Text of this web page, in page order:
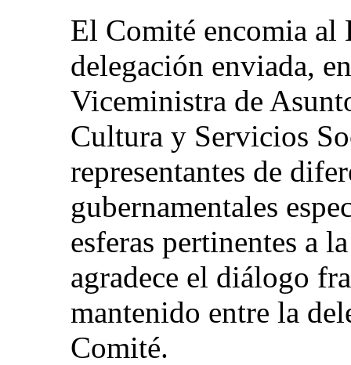
El Comité encomia al
delegación enviada,
Viceministra de
Cultura y Servicios
representantes de
gubernamentales
esferas pertinentes a
agradece el diálogo
mantenido entre la
Comité.